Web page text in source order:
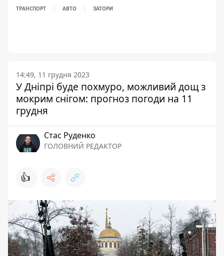
ТРАНСПОРТ АВТО ЗАТОРИ
14:49, 11 грудня 2023
У Дніпрі буде похмуро, можливий дощ з
мокрим снігом: прогноз погоди на 11
грудня
Стас Руденко
ГОЛОВНИЙ РЕДАКТОР
👍